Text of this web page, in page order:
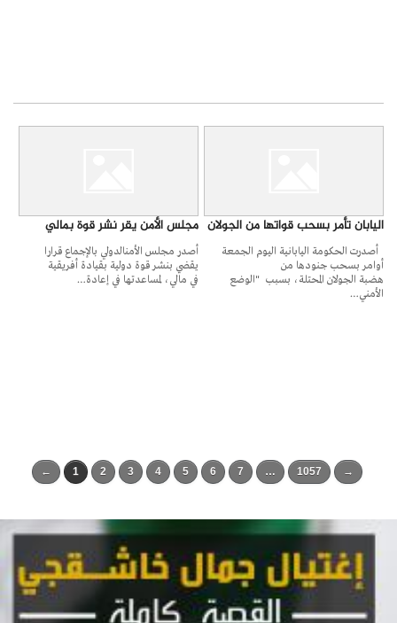
اليابان تأمر بسحب قواتها من الجولان
أصدرت الحكومة اليابانية اليوم الجمعة
أوامر بسحب جنودها من
هضبة الجولان المحتلة، بسبب "الوضع
الأمني…
مجلس الأمن يقر نشر قوة بمالي
أصدر مجلس الأمنالدولي بالإجماع قرارا
يقضي بنشر قوة دولية بقيادة أفريقية
في مالي، لمساعدتها في إعادة…
← 1 2 3 4 5 6 7 … 1057 →